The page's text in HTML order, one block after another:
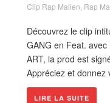
Clip Rap Malien Rap
Découvrez le clip
GANG en Feat.
ART, la prod est
Appréciez et donnez
LIRE LA SUITE